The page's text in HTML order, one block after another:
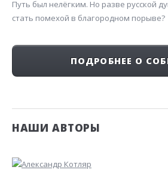
Путь был нелёгким. Но разве русской
стать помехой в благородном порыве?
ПОДРОБНЕЕ О
НАШИ АВТОРЫ